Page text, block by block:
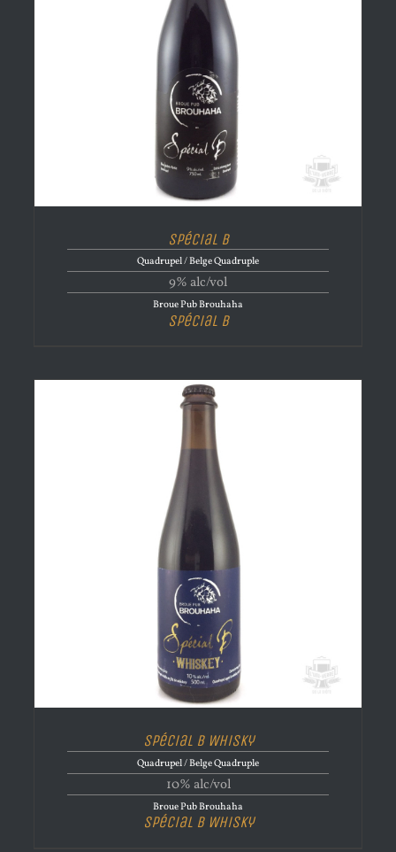
Spécial B
Quadrupel / Belge Quadruple
9% alc/vol
Broue Pub Brouhaha
Spécial B
Spécial B Whisky
Quadrupel / Belge Quadruple
10% alc/vol
Broue Pub Brouhaha
Spécial B Whisky